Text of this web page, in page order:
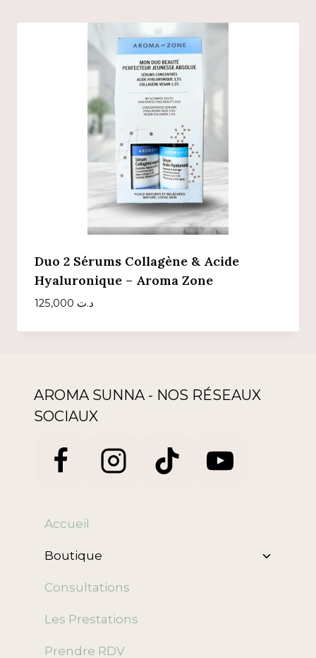
Duo 2 Sérums Collagène & Acide
Hyaluronique – Aroma Zone
د.ت
AROMA SUNNA - NOS RÉSEAUX
SOCIAUX
Accueil
Boutique
Ouvrir/
Consultations
Les Prestations
Prendre RDV